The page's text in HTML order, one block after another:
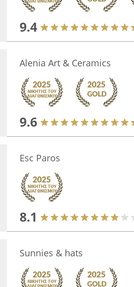
9.4
Alenia Art & Ceramics
9.6
Esc Paros
8.1
Sunnies & hats